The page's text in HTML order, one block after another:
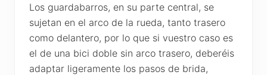
Los guardabarros, en su parte central, se
sujetan en el arco de la rueda, tanto trasero
como delantero, por lo que si vuestro caso es
el de una bici doble sin arco trasero, deberéis
adaptar ligeramente los pasos de brida,